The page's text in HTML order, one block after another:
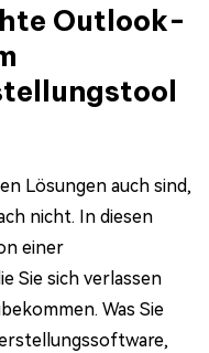
Outlook-
Lösungen auch sind,
nicht. In diesen
einer
Sie sich verlassen
Was Sie